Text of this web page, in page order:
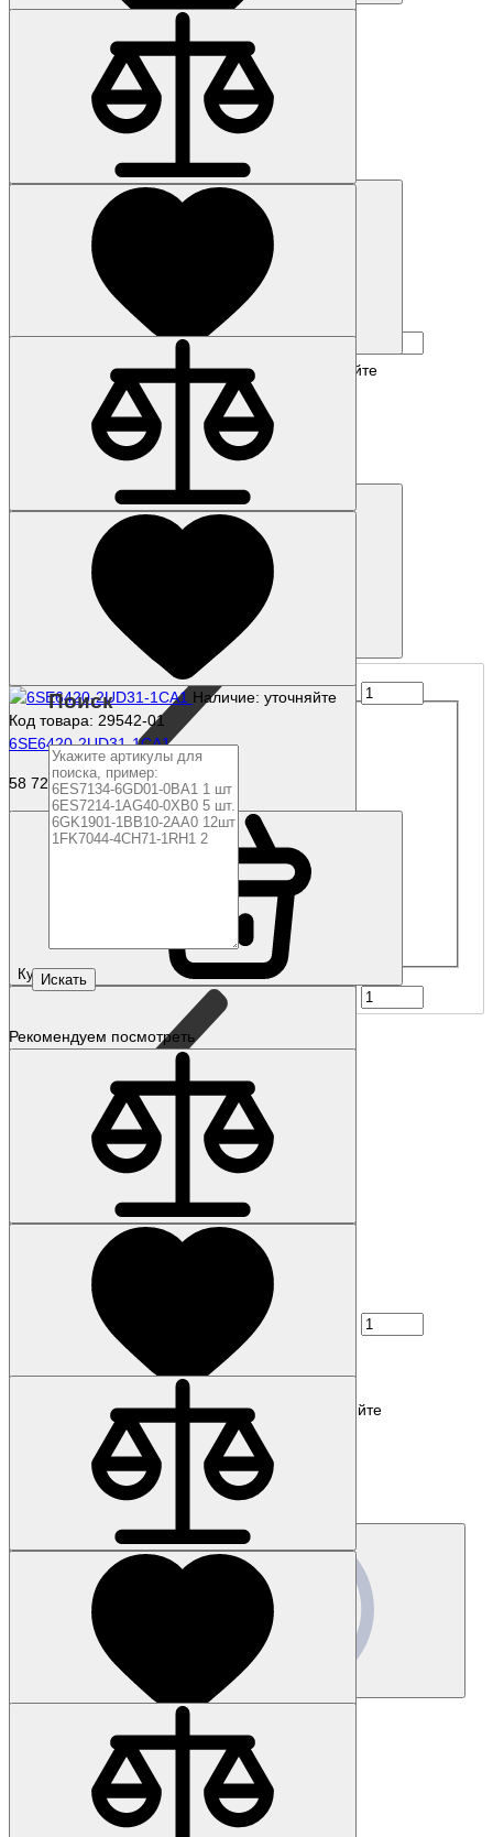
Наличие: уточняйте
Код товара: 29555-01
6SE6440-2UD15-5AA1
Наличие: уточняйте
Код товара: 56767-01
6SE7021-0TP50-Z C23+G91
Наличие: уточняйте
Код товара: 29542-01
6SE6420-2UD31-1CA1
58 725 р.
Купить
Поиск
Рекомендуем посмотреть
Наличие: уточняйте
Код товара: 34005-01
3SU1050-0BB40-0AA0-Z Y10
Цена по запросу
Наличие: уточняйте
Код товара: 23643-01
6AV6353-1AB31-5AA0
Цена по запросу